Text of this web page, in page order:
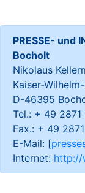
PRESSE- und
Bocholt
Nikolaus
Kaiser-
D-46395
Tel.: + 49
Fax.: + 49
E-Mail: [
Internet: http://